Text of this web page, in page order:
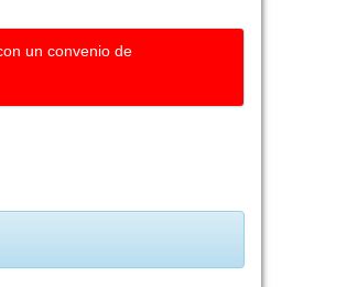
un convenio de